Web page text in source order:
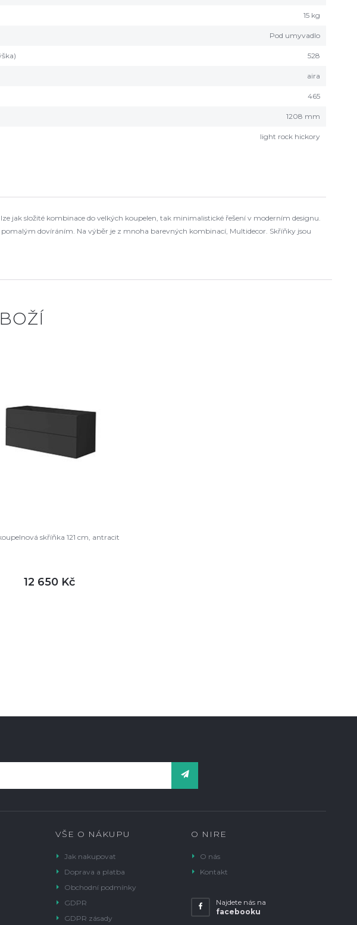
15 kg
Pod umyvadlo
528
aira
465
1208 mm
light rock hickory
složité kombinace do velkých koupelen, tak minimalistické řešení v moderním designu.
dovíráním. Na výběr je z mnoha barevných kombinací, Multidecor. Skříňky jsou
skříňka 121 cm, antracit
12 650 Kč
VŠE O NÁKUPU
Jak nakupovat
Doprava a platba
Obchodní podmínky
GDPR
GDPR zásady
O NIRE
O nás
Kontakt
Najdete nás na
facebooku